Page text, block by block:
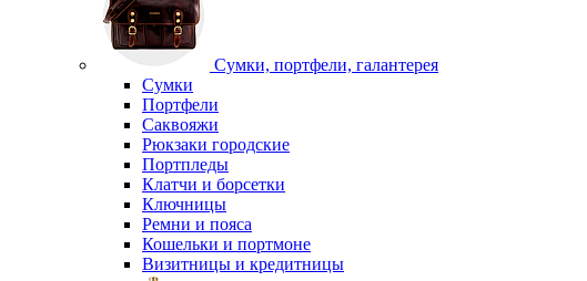
Сумки, портфели, галантерея
Сумки
Портфели
Саквояжи
Рюкзаки городские
Портпледы
Клатчи и борсетки
Ключницы
Ремни и пояса
Кошельки и портмоне
Визитницы и кредитницы